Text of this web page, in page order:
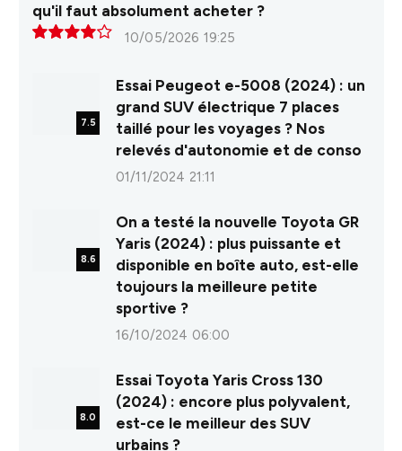
qu'il faut absolument acheter ?
10/05/2026 19:25
7.5
Essai Peugeot e-5008 (2024) : un
grand SUV électrique 7 places
taillé pour les voyages ? Nos
relevés d'autonomie et de conso
01/11/2024 21:11
8.6
On a testé la nouvelle Toyota GR
Yaris (2024) : plus puissante et
disponible en boîte auto, est-elle
toujours la meilleure petite
sportive ?
16/10/2024 06:00
8.0
Essai Toyota Yaris Cross 130
(2024) : encore plus polyvalent,
est-ce le meilleur des SUV
urbains ?